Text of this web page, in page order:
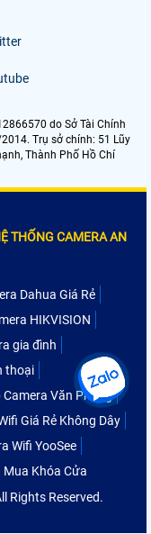
do Sở Tài Chính
Trụ sở chính: 51 Lũy
Thành Phố Hồ Chí
THỐNG CAMERA AN
Dahua Giá Rẻ
HIKVISION
gia đình
thoại
Camera Văn Phòng
Giá Rẻ Không Dây
Wifi YooSee
Mua Khóa Cửa
Rights Reserved.